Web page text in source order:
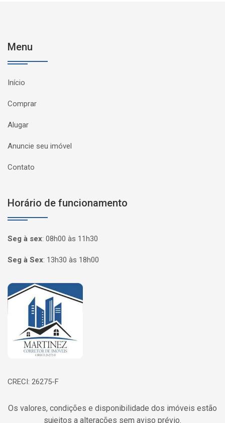
Menu
Início
Comprar
Alugar
Anuncie seu imóvel
Contato
Horário de funcionamento
Seg à sex: 08h00 às 11h30
Seg à Sex: 13h30 às 18h00
Página inicial
CRECI: 26275-F
Os valores, condições e disponibilidade dos imóveis estão
sujeitos a alterações sem aviso prévio.